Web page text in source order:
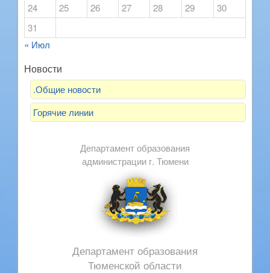
24
25 26 27 28 29
30
31
« Июл
Новости
.Общие новости
Горячие линии
Департамент образования
администрации г. Тюмени
Департамент образования
Тюменской области